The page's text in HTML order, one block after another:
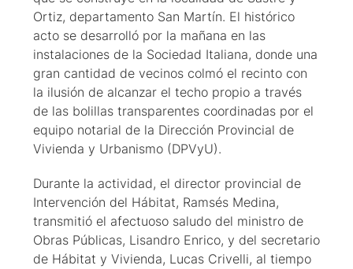
Ortiz, departamento San Martín. El histórico
acto se desarrolló por la mañana en las
instalaciones de la Sociedad Italiana, donde una
gran cantidad de vecinos colmó el recinto con
la ilusión de alcanzar el techo propio a través
de las bolillas transparentes coordinadas por el
equipo notarial de la Dirección Provincial de
Vivienda y Urbanismo (DPVyU).
Durante la actividad, el director provincial de
Intervención del Hábitat, Ramsés Medina,
transmitió el afectuoso saludo del ministro de
Obras Públicas, Lisandro Enrico, y del secretario
de Hábitat y Vivienda, Lucas Crivelli, al tiempo